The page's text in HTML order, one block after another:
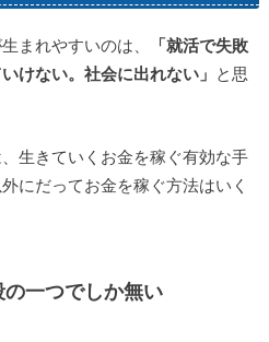
まれやすいのは、
「就活で失敗
けない。社会に出れない」
と思
生きていくお金を稼ぐ有効な手
にだってお金を稼ぐ方法はいく
一つでしか無い